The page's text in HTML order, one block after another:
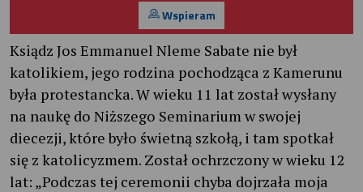
Wspieram
Ksiądz Jos Emmanuel Nleme Sabate nie był
katolikiem, jego rodzina pochodząca z Kamerunu
była protestancka. W wieku 11 lat został wysłany
na naukę do Niższego Seminarium w swojej
diecezji, które było świetną szkołą, i tam spotkał
się z katolicyzmem. Został ochrzczony w wieku 12
lat: „Podczas tej ceremonii chyba dojrzała moja